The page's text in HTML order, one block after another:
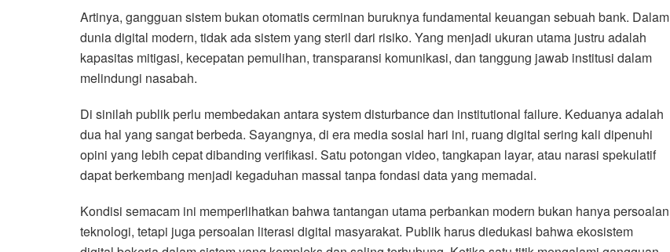
Artinya, gangguan sistem bukan otomatis cerminan buruknya fundamental keuangan sebuah bank. Dalam
dunia digital modern, tidak ada sistem yang steril dari risiko. Yang menjadi ukuran utama justru adalah
kapasitas mitigasi, kecepatan pemulihan, transparansi komunikasi, dan tanggung jawab institusi dalam
melindungi nasabah.
Di sinilah publik perlu membedakan antara system disturbance dan institutional failure. Keduanya adalah
dua hal yang sangat berbeda. Sayangnya, di era media sosial hari ini, ruang digital sering kali dipenuhi
opini yang lebih cepat dibanding verifikasi. Satu potongan video, tangkapan layar, atau narasi spekulatif
dapat berkembang menjadi kegaduhan massal tanpa fondasi data yang memadai.
Kondisi semacam ini memperlihatkan bahwa tantangan utama perbankan modern bukan hanya persoalan
teknologi, tetapi juga persoalan literasi digital masyarakat. Publik harus diedukasi bahwa ekosistem